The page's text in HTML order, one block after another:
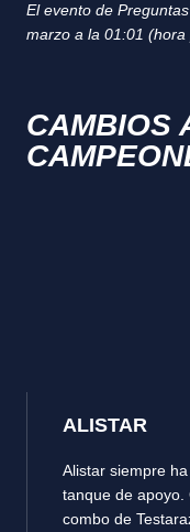
El evento de
marzo a la 01:01 (hora
CAMBIOS
ALISTAR
Alistar siempre
tanque de apoyo.
combo de